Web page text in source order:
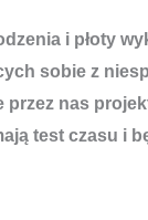
i płoty
sobie z
nas
test czasu i